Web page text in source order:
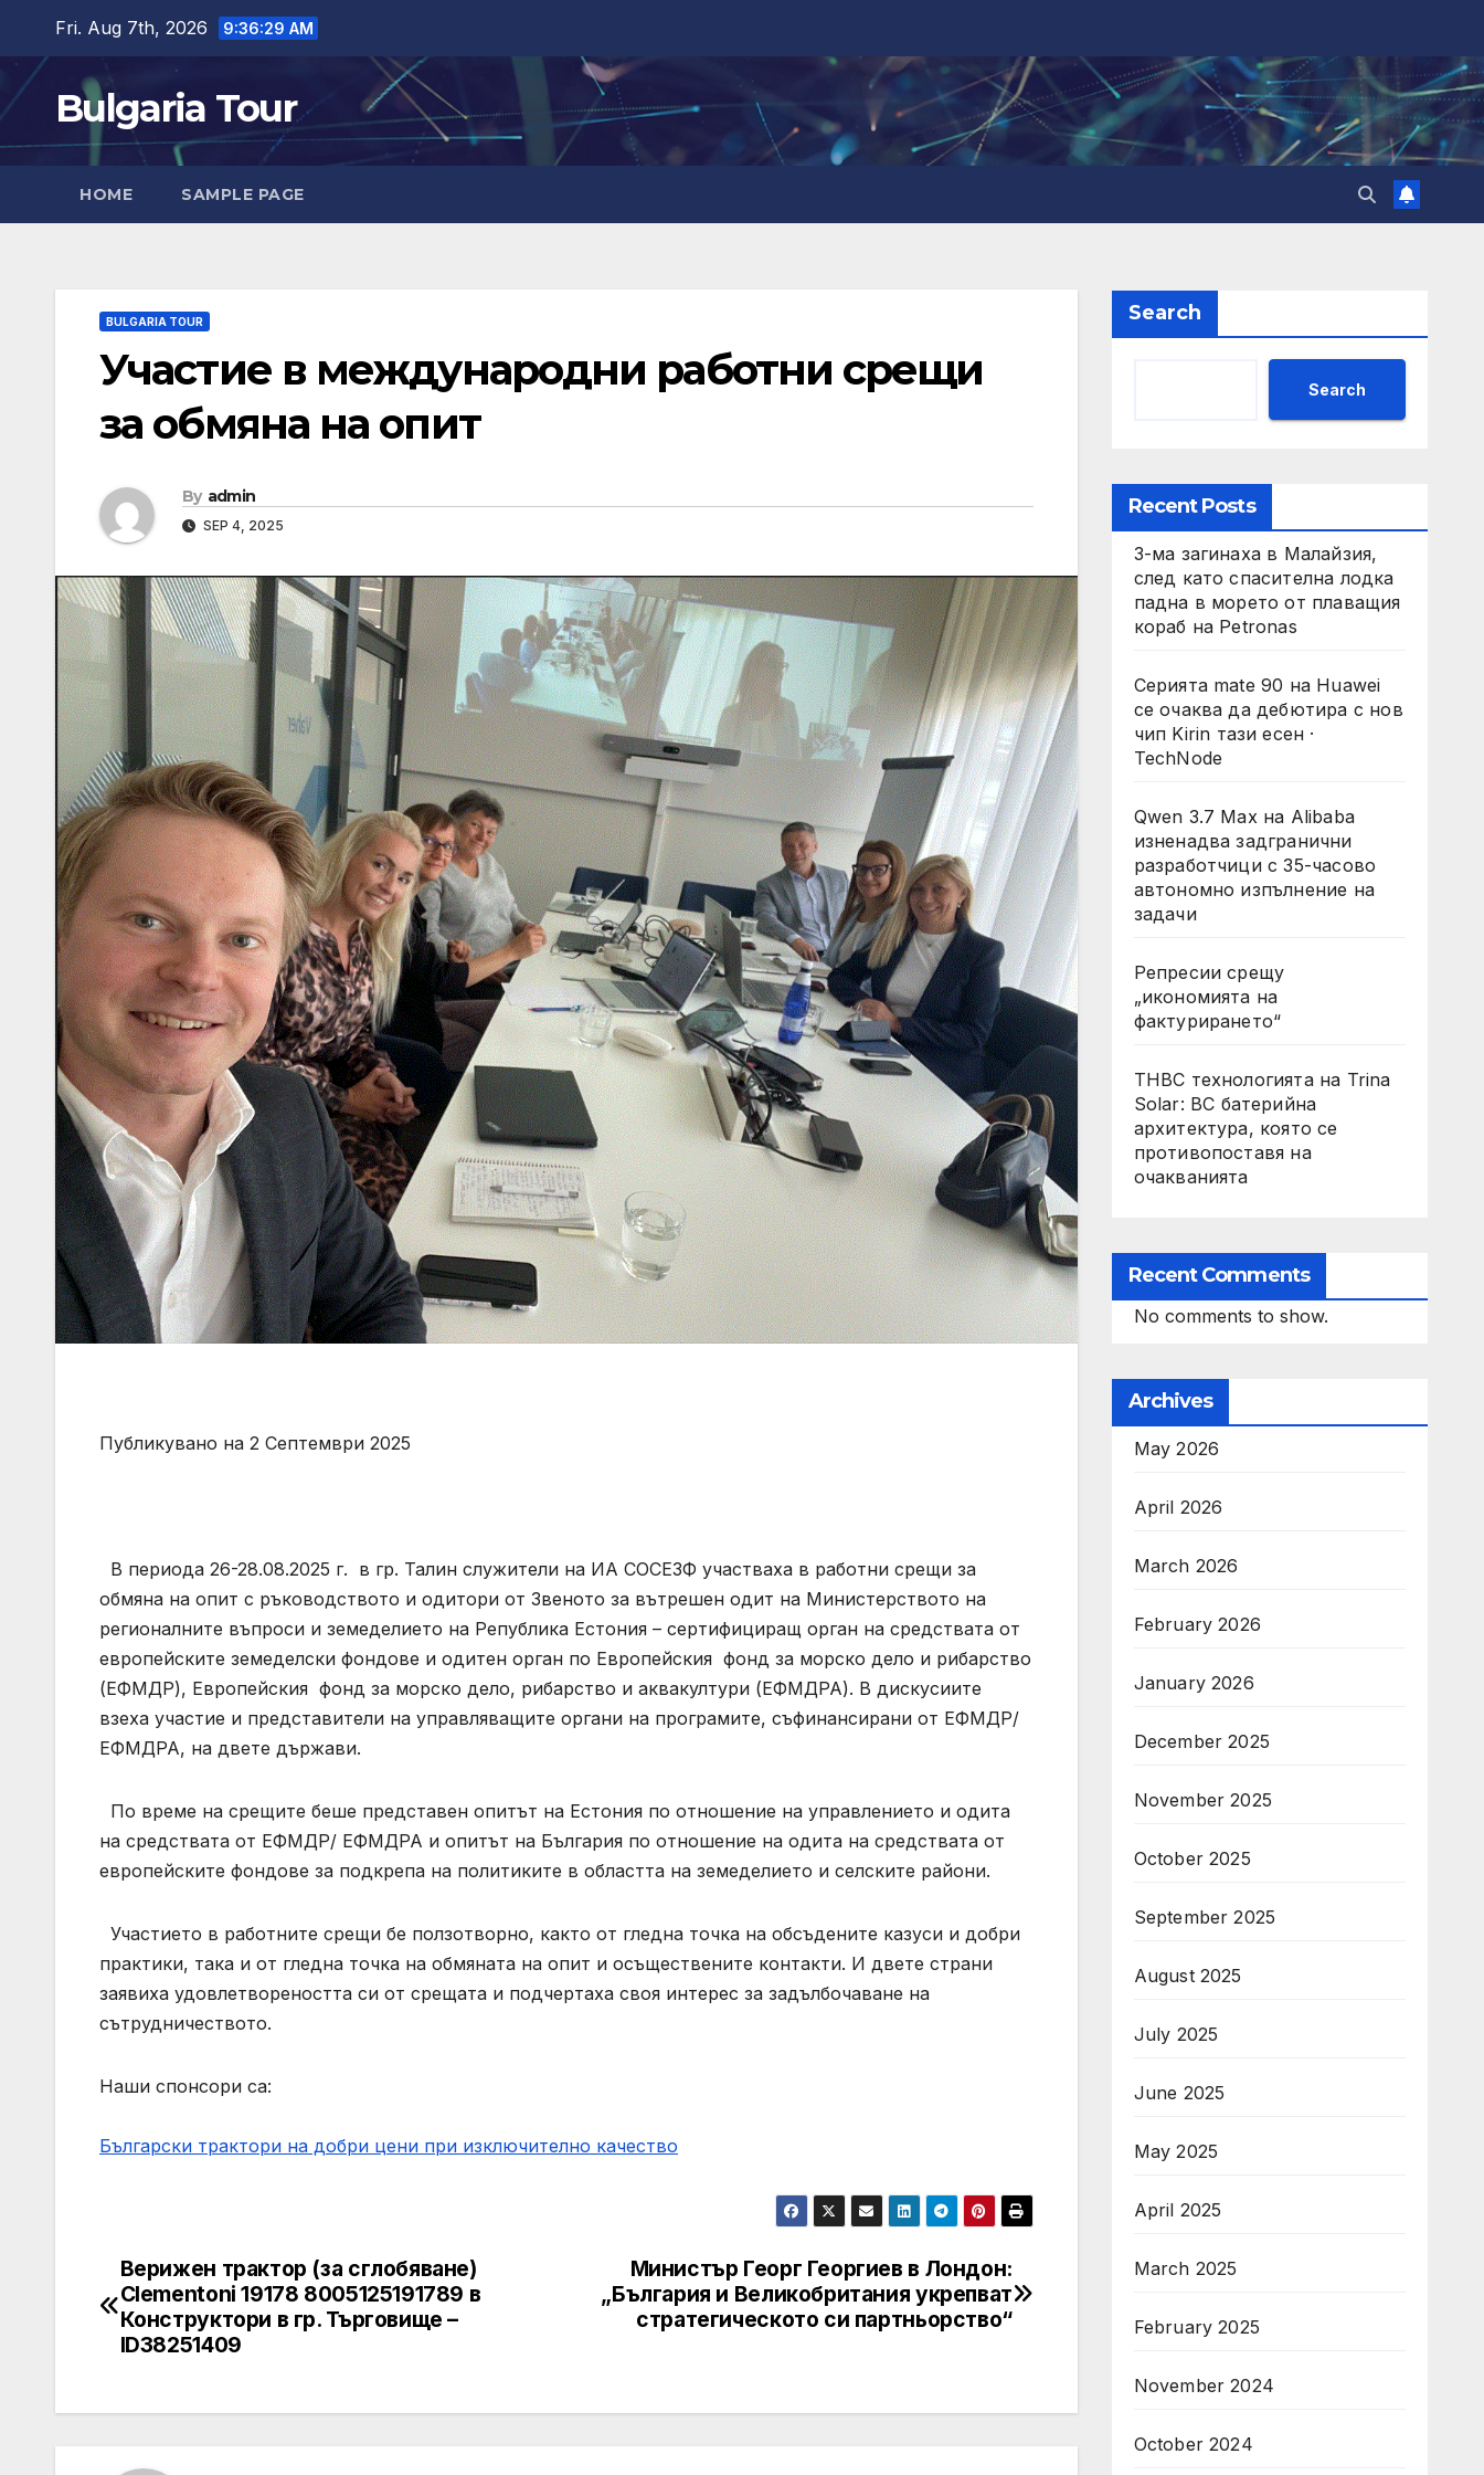
content
Fri. Aug 7th, 2026 9:36:30 AM
Bulgaria Tour
HOME SAMPLE PAGE
BULGARIA TOUR
Участие в международни работни срещи
за обмяна на опит
By admin
SEP 4, 2025
Публикувано на 2 Септември 2025
В периода 26-28.08.2025 г. в гр. Талин служители на ИА СОСЕЗФ участваха в работни срещи за
обмяна на опит с ръководството и одитори от Звеното за вътрешен одит на Министерството на
регионалните въпроси и земеделието на Република Естония – сертифициращ орган на средствата от
европейските земеделски фондове и одитен орган по Европейския фонд за морско дело и рибарство
(ЕФМДР), Европейския фонд за морско дело, рибарство и аквакултури (ЕФМДРА). В дискусиите
взеха участие и представители на управляващите органи на програмите, съфинансирани от ЕФМДР/
ЕФМДРА, на двете държави.
По време на срещите беше представен опитът на Естония по отношение на управлението и одита
на средствата от ЕФМДР/ ЕФМДРА и опитът на България по отношение на одита на средствата от
европейските фондове за подкрепа на политиките в областта на земеделието и селските райони.
Участието в работните срещи бе ползотворно, както от гледна точка на обсъдените казуси и добри
практики, така и от гледна точка на обмяната на опит и осъществените контакти. И двете страни
заявиха удовлетвореността си от срещата и подчертаха своя интерес за задълбочаване на
сътрудничеството.
Наши спонсори са:
Български трактори на добри цени при изключително качество
Post
navigation
Министър Георг Георгиев в Лондон:
„България и Великобритания укрепват
стратегическото си партньорство“
Верижен трактор (за сглобяване)
Clementoni 19178 8005125191789 в
Конструктори в гр. Търговище –
ID38251409
Search
Search
Recent Posts
3-ма загинаха в Малайзия,
след като спасителна лодка
падна в морето от плаващия
кораб на Petronas
Серията mate 90 на Huawei
се очаква да дебютира с нов
чип Kirin тази есен ·
TechNode
Qwen 3.7 Max на Alibaba
изненадва задгранични
разработчици с 35-часово
автономно изпълнение на
задачи
Репресии срещу
„икономията на
фактурирането“
THBC технологията на Trina
Solar: BC батерийна
архитектура, която се
противопоставя на
очакванията
Recent Comments
No comments to show.
Archives
May 2026
April 2026
March 2026
February 2026
January 2026
December 2025
November 2025
October 2025
September 2025
August 2025
July 2025
June 2025
May 2025
April 2025
March 2025
February 2025
November 2024
October 2024